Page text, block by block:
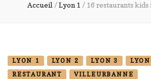
Accueil /Lyon 1 / 16 restaurants
LYON 1 LYON 2 LYON 3
RESTAURANT
VILLEURBANNE